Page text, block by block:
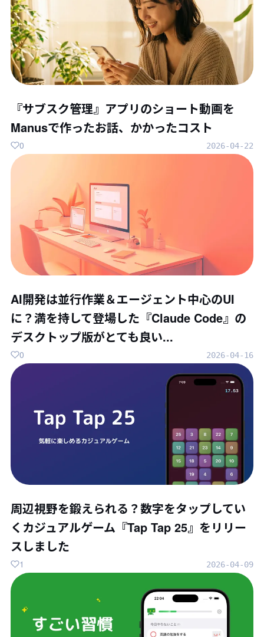
『サブスク管理』アプリのショート動画を
Manusで作ったお話、かかったコスト
2026-04-22
0
AI開発は並行作業＆エージェント中心のUI
に？満を持して登場した『Claude Code』の
デスクトップ版がとても良い...
2026-04-16
0
周辺視野を鍛えられる？数字をタップしてい
くカジュアルゲーム『Tap Tap 25』をリリー
スしました
2026-04-09
1